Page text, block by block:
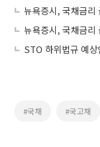
뉴욕증시, 국채금
#국채 #국고채